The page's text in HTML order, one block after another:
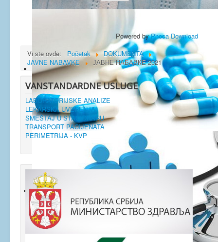
Powered byPhoca Download
Vi ste ovde:
Početak
DOKUMENTA
JAVNE NABAVKE
ЈАВНЕ НАБАВКЕ 2021
VANSTANDARDNE USLUGE
LABORATORIJSKE ANALIZE
LEKARSKA UVERENJA
SMEŠTAJ U STACIONARU
TRANSPORT PACIJENATA
PERIMETRIJA - KVP